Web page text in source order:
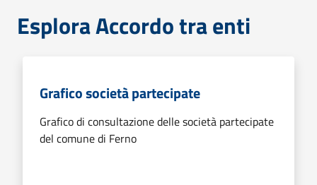
Esplora Accordo tra enti
Grafico società partecipate
Grafico di consultazione delle società partecipate
del comune di Ferno